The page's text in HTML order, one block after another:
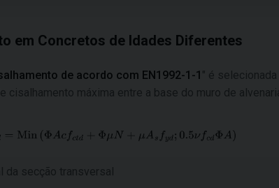
em Concretos de Idades Diferentes
de acordo com EN1992-1-1 " é selecionada
cisalhamento máxima entre a base do muro de
da secção transversal